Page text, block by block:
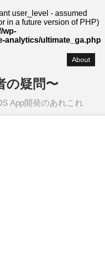
user_level - assumed
in a future version of PHP)
wp-
analytics/ultimate_ga.php
About
の疑問〜
App開発のあれこれ